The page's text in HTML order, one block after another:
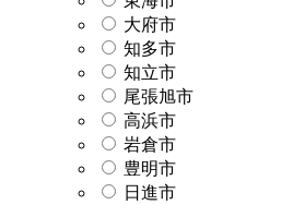
大府市
知多市
知立市
尾張旭市
高浜市
岩倉市
豊明市
日進市